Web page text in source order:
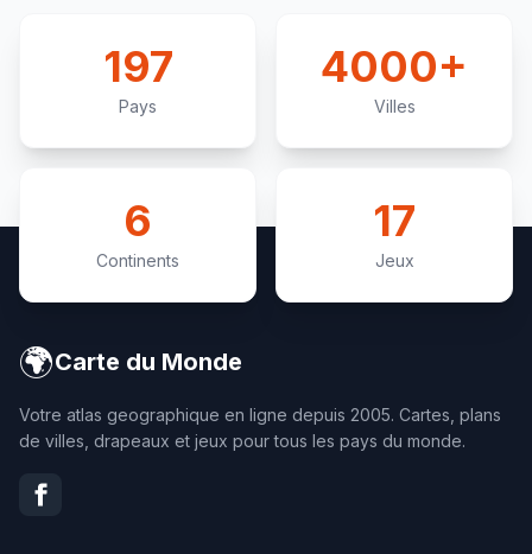
197
Pays
4000+
Villes
6
Continents
17
Jeux
🌍Carte du Monde
Votre atlas geographique en ligne depuis 2005. Cartes, plans
de villes, drapeaux et jeux pour tous les pays du monde.